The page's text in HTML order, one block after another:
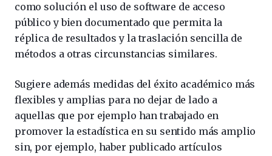
como solución el uso de software de acceso
público y bien documentado que permita la
réplica de resultados y la traslación sencilla de
métodos a otras circunstancias similares.
Sugiere además medidas del éxito académico más
flexibles y amplias para no dejar de lado a
aquellas que por ejemplo han trabajado en
promover la estadística en su sentido más amplio
sin, por ejemplo, haber publicado artículos